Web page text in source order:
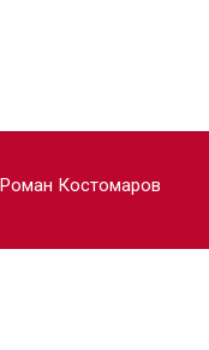
Роман Костомаров